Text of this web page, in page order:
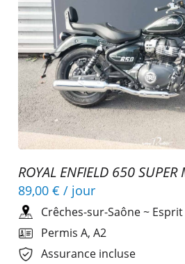
ROYAL ENFIELD 650 SUPER
89,00 € / jour
Crêches-sur-Saône~
Permis A, A2
Assurance incluse